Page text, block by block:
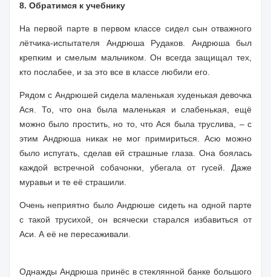
8. Обратимся к учебнику
На первой парте в первом классе сидел сын отважного
лётчика-испытателя Андрюша Рудаков. Андрюша был
крепким и смелым мальчиком. Он всегда защищал тех,
кто послабее, и за это все в классе любили его.
Рядом с Андрюшей сидела маленькая худенькая девочка
Ася. То, что она была маленькая и слабенькая, ещё
можно было простить, но то, что Ася была труслива, – с
этим Андрюша никак не мог примириться. Асю можно
было испугать, сделав ей страшные глаза. Она боялась
каждой встречной собачонки, убегала от гусей. Даже
муравьи и те её страшили.
Очень неприятно было Андрюше сидеть на одной парте
с такой трусихой, он всячески старался избавиться от
Аси. А её не пересаживали.
Однажды Андрюша принёс в стеклянной банке большого